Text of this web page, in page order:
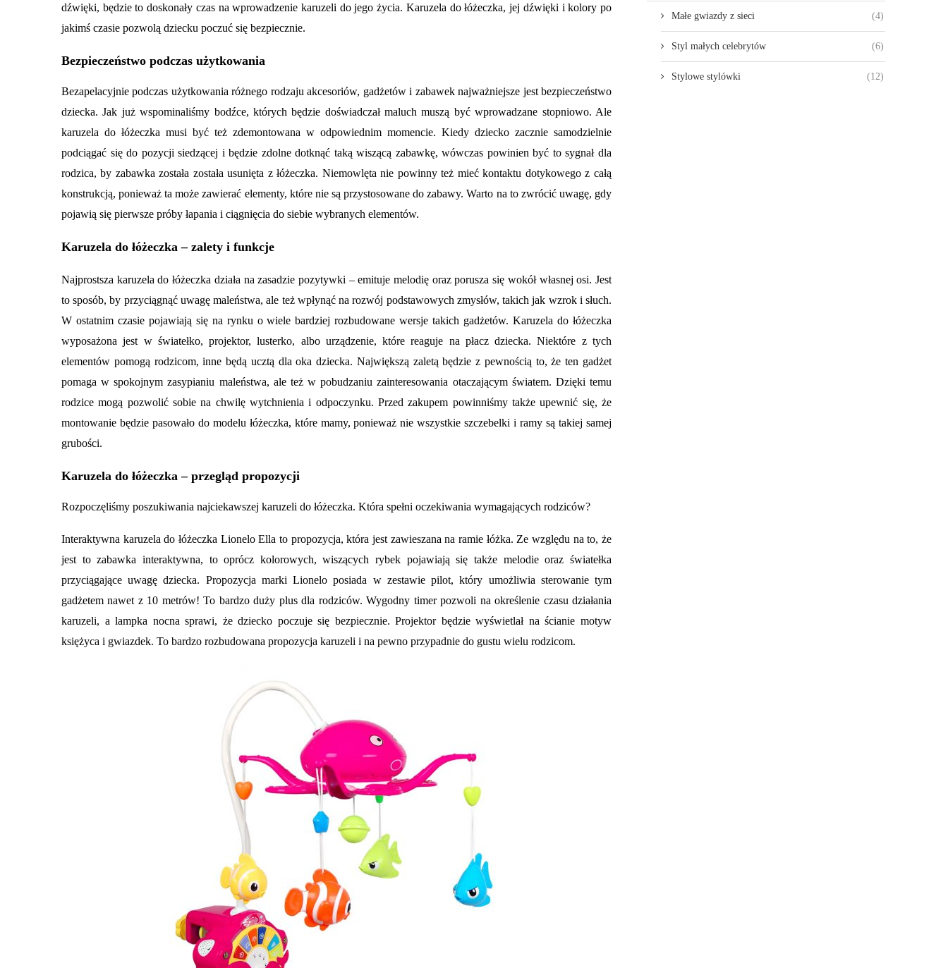
dźwięki, będzie to doskonały czas na wprowadzenie karuzeli do jego życia. Karuzela do łóżeczka, jej dźwięki i kolory po
jakimś czasie pozwolą dziecku poczuć się bezpiecznie.
Bezpieczeństwo podczas użytkowania
Bezapelacyjnie podczas użytkowania różnego rodzaju akcesoriów, gadżetów i zabawek najważniejsze jest bezpieczeństwo
dziecka. Jak już wspominaliśmy bodźce, których będzie doświadczał maluch muszą być wprowadzane stopniowo. Ale
karuzela do łóżeczka musi być też zdemontowana w odpowiednim momencie. Kiedy dziecko zacznie samodzielnie
podciągać się do pozycji siedzącej i będzie zdolne dotknąć taką wiszącą zabawkę, wówczas powinien być to sygnał dla
rodzica, by zabawka została została usunięta z łóżeczka. Niemowlęta nie powinny też mieć kontaktu dotykowego z całą
konstrukcją, ponieważ ta może zawierać elementy, które nie są przystosowane do zabawy. Warto na to zwrócić uwagę, gdy
pojawią się pierwsze próby łapania i ciągnięcia do siebie wybranych elementów.
Karuzela do łóżeczka – zalety i funkcje
Najprostsza karuzela do łóżeczka działa na zasadzie pozytywki – emituje melodię oraz porusza się wokół własnej osi. Jest
to sposób, by przyciągnąć uwagę maleństwa, ale też wpłynąć na rozwój podstawowych zmysłów, takich jak wzrok i słuch.
W ostatnim czasie pojawiają się na rynku o wiele bardziej rozbudowane wersje takich gadżetów. Karuzela do łóżeczka
wyposażona jest w światełko, projektor, lusterko, albo urządzenie, które reaguje na płacz dziecka. Niektóre z tych
elementów pomogą rodzicom, inne będą ucztą dla oka dziecka. Największą zaletą będzie z pewnością to, że ten gadżet
pomaga w spokojnym zasypianiu maleństwa, ale też w pobudzaniu zainteresowania otaczającym światem. Dzięki temu
rodzice mogą pozwolić sobie na chwilę wytchnienia i odpoczynku. Przed zakupem powinniśmy także upewnić się, że
montowanie będzie pasowało do modelu łóżeczka, które mamy, ponieważ nie wszystkie szczebelki i ramy są takiej samej
grubości.
Karuzela do łóżeczka – przegląd propozycji
Rozpoczęliśmy poszukiwania najciekawszej karuzeli do łóżeczka. Która spełni oczekiwania wymagających rodziców?
Interaktywna karuzela do łóżeczka Lionelo Ella to propozycja, która jest zawieszana na ramie łóżka. Ze względu na to, że
jest to zabawka interaktywna, to oprócz kolorowych, wiszących rybek pojawiają się także melodie oraz światełka
przyciągające uwagę dziecka. Propozycja marki Lionelo posiada w zestawie pilot, który umożliwia sterowanie tym
gadżetem nawet z 10 metrów! To bardzo duży plus dla rodziców. Wygodny timer pozwoli na określenie czasu działania
karuzeli, a lampka nocna sprawi, że dziecko poczuje się bezpiecznie. Projektor będzie wyświetlał na ścianie motyw
księżyca i gwiazdek. To bardzo rozbudowana propozycja karuzeli i na pewno przypadnie do gustu wielu rodzicom.
Małe gwiazdy z sieci (4)
Styl małych celebrytów (6)
Stylowe stylówki (12)